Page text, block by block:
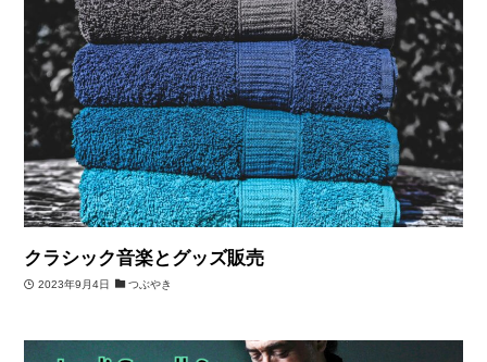
クラシック音楽とグッズ販売
2023年9月4日 つぶやき